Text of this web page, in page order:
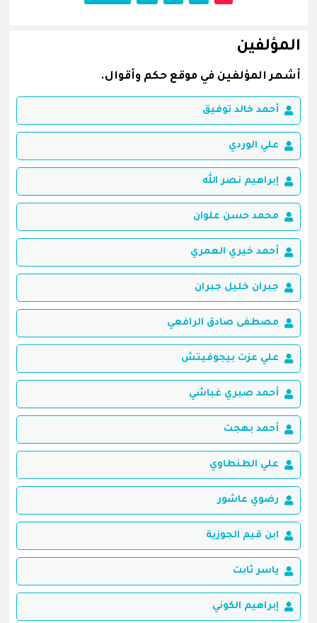
المؤلفين
أشهر المؤلفين في موقع حكم وأقوال.
أحمد خالد توفيق
علي الوردي
إبراهيم نصر الله
محمد حسن علوان
أحمد خيري العمري
جبران خليل جبران
مصطفى صادق الرافعي
علي عزت بيجوفيتش
أحمد صبري غباشي
أحمد بهجت
علي الطنطاوي
رضوي عاشور
ابن قيم الجوزية
ياسر ثابت
إبراهيم الكوني